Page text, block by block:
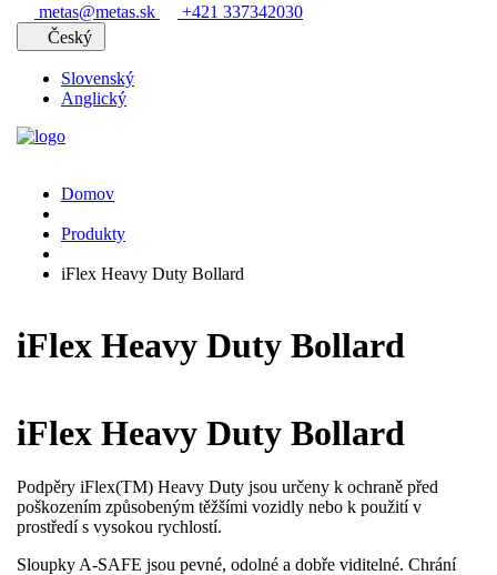
metas@metas.sk
+421 337342030
Český
Slovenský
Anglický
Domov
Produkty
iFlex Heavy Duty Bollard
iFlex Heavy Duty Bollard
iFlex Heavy Duty Bollard
Podpěry iFlex(TM) Heavy Duty jsou určeny k ochraně před
poškozením způsobeným těžšími vozidly nebo k použití v
prostředí s vysokou rychlostí.
Sloupky A-SAFE jsou pevné, odolné a dobře viditelné. Chrání